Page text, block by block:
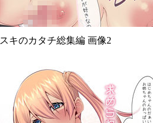
スキのカタチ総集編 画像2